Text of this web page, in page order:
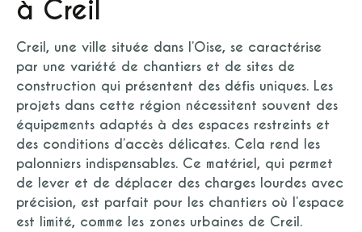
à Creil
Creil, une ville située dans l’Oise, se caractérise
par une variété de chantiers et de sites de
construction qui présentent des défis uniques. Les
projets dans cette région nécessitent souvent des
équipements adaptés à des espaces restreints et
des conditions d’accès délicates. Cela rend les
palonniers indispensables. Ce matériel, qui permet
de lever et de déplacer des charges lourdes avec
précision, est parfait pour les chantiers où l’espace
est limité, comme les zones urbaines de Creil.